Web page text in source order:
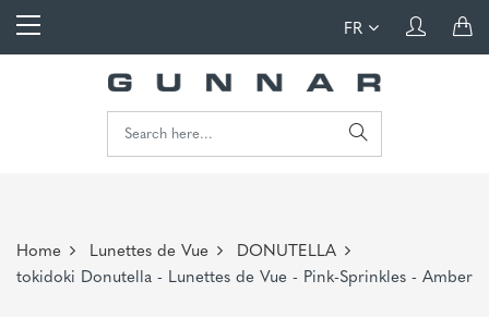
FR
Home Lunettes de Vue
DONUTELLA
tokidoki Donutella - Lunettes de Vue - Pink-Sprinkles - Amber